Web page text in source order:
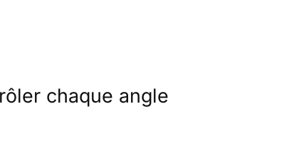
chaque angle